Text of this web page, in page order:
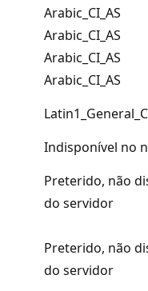
Arabic_CI_AS
Arabic_CI_AS
Arabic_CI_AS
Arabic_CI_AS
Indisponível no
Preterido, não
do servidor
Preterido, não
do servidor